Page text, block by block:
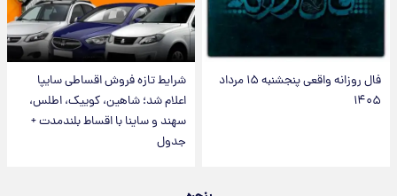
فال روزانه واقعی پنجشنبه ۱۵ مرداد
۱۴۰۵
شرایط تازه فروش اقساطی سایپا
اعلام شد؛ شاهین، کوییک، اطلس،
سهند و ساینا با اقساط بلندمدت +
جدول